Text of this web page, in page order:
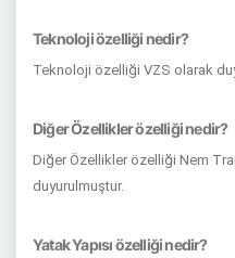
Teknoloji özelliği nedir?
Teknoloji özelliği VZS olarak
Diğer Özellikler özelliği nedir?
Diğer Özellikler özelliği Nem
duyurulmuştur.
Yatak Yapısı özelliği nedir?